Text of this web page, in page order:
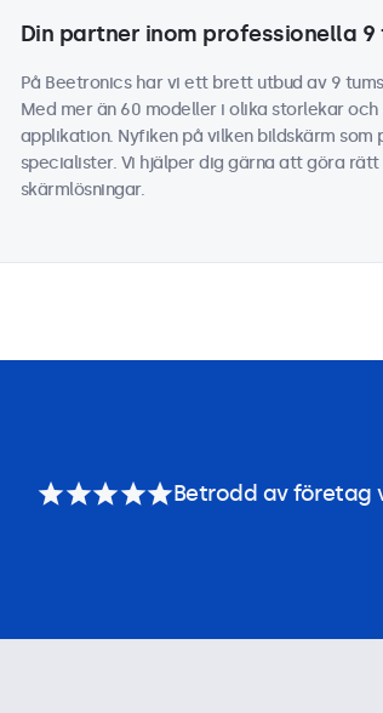
Din partner inom professionella
På Beetronics har vi ett brett utbud av 9
Med mer än 60 modeller i olika storlekar
applikation. Nyfiken på vilken bildskärm
specialister. Vi hjälper dig gärna att göra
skärmlösningar.
Betrodd av företag